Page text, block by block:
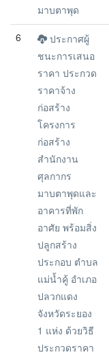
มาบตาพุด
6
ประกาศผู้
ชนะการเสนอ
ราคา ประกวด
ราคาจ้าง
ก่อสร้าง
โครงการ
ก่อสร้าง
สำนักงาน
ศุลกากร
มาบตาพุดและ
อาคารที่พัก
อาศัย พร้อมสิ่ง
ปลูกสร้าง
ประกอบ ตำบล
แม่น้ำคู้ อำเภอ
ปลวกแดง
จังหวัดระยอง
1 แห่ง ด้วยวิธี
ประกวดราคา